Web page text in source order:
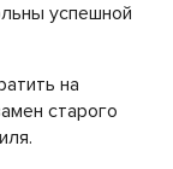
успешной
на
старого